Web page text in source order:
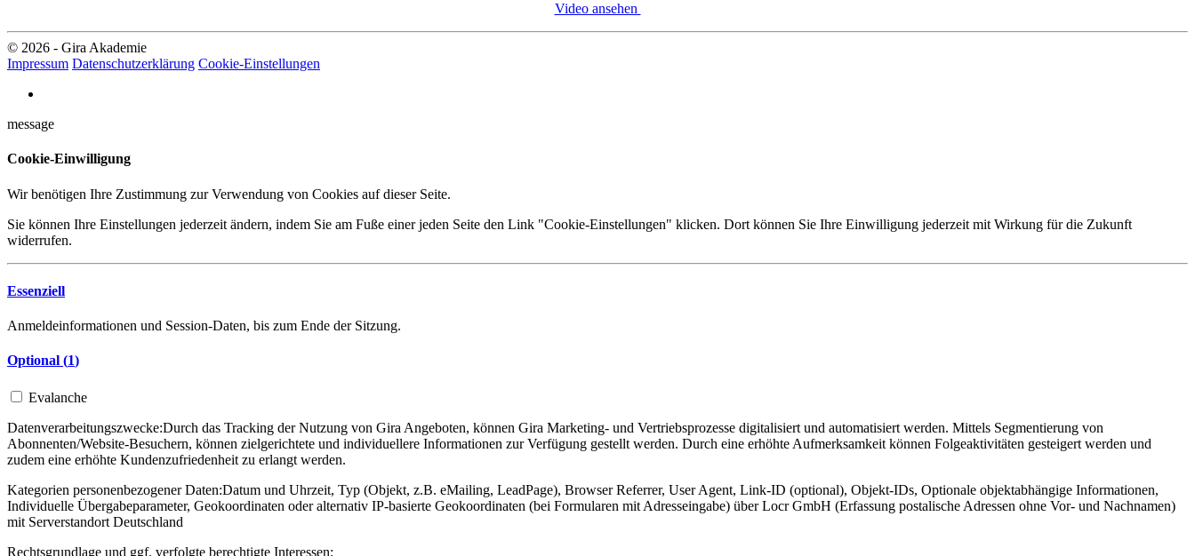
Video ansehen
© 2026 - Gira Akademie
Impressum Datenschutzerklärung Cookie-Einstellungen
message
Cookie-Einwilligung
Wir benötigen Ihre Zustimmung zur Verwendung von Cookies auf dieser Seite.
Sie können Ihre Einstellungen jederzeit ändern, indem Sie am Fuße einer jeden Seite den Link "Cookie-Einstellungen" klicken. Dort können Sie Ihre Einwilligung jederzeit mit Wirkung für die Zukunft
widerrufen.
Essenziell
Anmeldeinformationen und Session-Daten, bis zum Ende der Sitzung.
Optional (1)
Evalanche
Datenverarbeitungszwecke:Durch das Tracking der Nutzung von Gira Angeboten, können Gira Marketing- und Vertriebsprozesse digitalisiert und automatisiert werden. Mittels Segmentierung von
Abonnenten/Website-Besuchern, können zielgerichtete und individuellere Informationen zur Verfügung gestellt werden. Durch eine erhöhte Aufmerksamkeit können Folgeaktivitäten gesteigert werden und
zudem eine erhöhte Kundenzufriedenheit zu erlangt werden.
Kategorien personenbezogener Daten:Datum und Uhrzeit, Typ (Objekt, z.B. eMailing, LeadPage), Browser Referrer, User Agent, Link-ID (optional), Objekt-IDs, Optionale objektabhängige Informationen,
Individuelle Übergabeparameter, Geokoordinaten oder alternativ IP-basierte Geokoordinaten (bei Formularen mit Adresseingabe) über Locr GmbH (Erfassung postalische Adressen ohne Vor- und Nachnamen)
mit Serverstandort Deutschland
Rechtsgrundlage und ggf. verfolgte berechtigte Interessen: